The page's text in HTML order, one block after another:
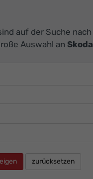
auf der Suche
Auswahl an
zurücksetzen